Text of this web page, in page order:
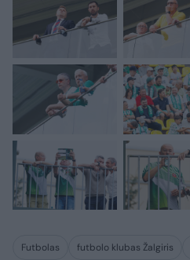
Futbolas futbolo klubas Žalgiris